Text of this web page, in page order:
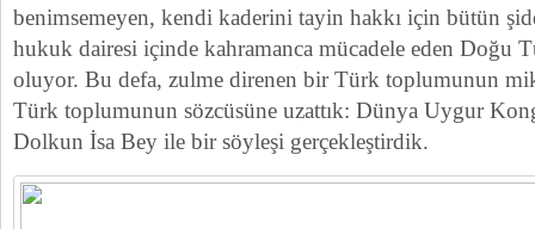
benimsemeyen, kendi kaderini tayin hakkı için bütün
hukuk dairesi içinde kahramanca mücadele eden Doğu
oluyor. Bu defa, zulme direnen bir Türk toplumunun
Türk toplumunun sözcüsüne uzattık: Dünya Uygur
Dolkun İsa Bey ile bir söyleşi gerçekleştirdik.